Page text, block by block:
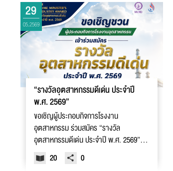
29
05.2569
“รางวัลอุตสาหกรรมดีเด่น ประจำปี
พ.ศ. 2569”
ขอเชิญผู้ประกอบกิจการโรงงาน
อุตสาหกรรม ร่วมสมัคร “รางวัล
อุตสาหกรรมดีเด่น ประจำปี พ.ศ. 2569”
ประเภทการรักษาคุณภาพสิ่งแวดล้อม
20 0